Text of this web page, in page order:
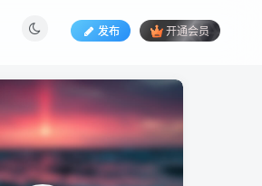
发布 开通会员
视频号暴力变现玩法，感
人瞬间绘画赛道，手机电脑
均可
25天前 ￥5.9 58